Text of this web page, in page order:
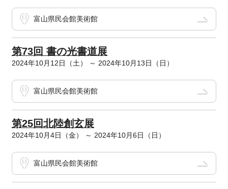
富山県民会館美術館
第73回 書の光書道展
2024年10月12日（土） ～ 2024年10月13日（日）
富山県民会館美術館
第25回北陸創玄展
2024年10月4日（金） ～ 2024年10月6日（日）
富山県民会館美術館